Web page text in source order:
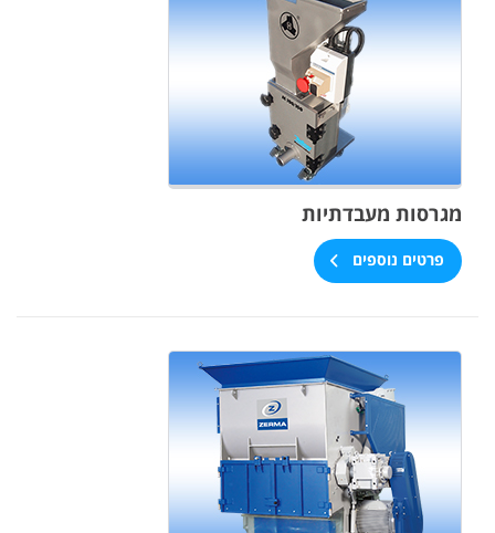
מגרסות מעבדתיות
פרטים נוספים